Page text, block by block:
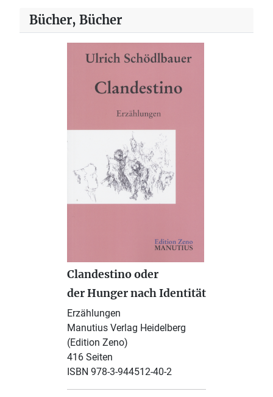
Bücher, Bücher
Clandestino oder
der Hunger nach Identität
Erzählungen
Manutius Verlag Heidelberg
(Edition Zeno)
416 Seiten
ISBN 978-3-944512-40-2